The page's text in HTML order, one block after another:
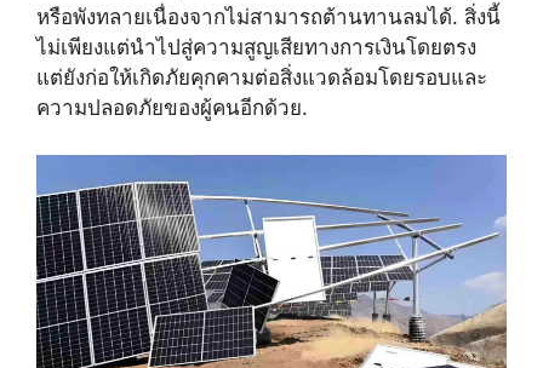
หรือพังทลายเนื่องจากไม่สามารถต้านทานลมได้. สิ่งนี้
ไม่เพียงแต่นำไปสู่ความสูญเสียทางการเงินโดยตรง
แต่ยังก่อให้เกิดภัยคุกคามต่อสิ่งแวดล้อมโดยรอบและ
ความปลอดภัยของผู้คนอีกด้วย.